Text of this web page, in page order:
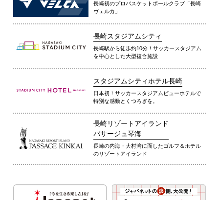
長崎初のプロバスケットボールクラブ「長崎
ヴェルカ」
長崎スタジアムシティ
長崎駅から徒歩約10分！サッカースタジアム
を中心とした大型複合施設
スタジアムシティホテル長崎
日本初！サッカースタジアムビューホテルで
特別な感動とくつろぎを。
長崎リゾートアイランド
パサージュ琴海
長崎の内海・大村湾に面したゴルフ＆ホテル
のリゾートアイランド